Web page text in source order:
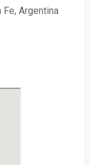
Fe, Argentina